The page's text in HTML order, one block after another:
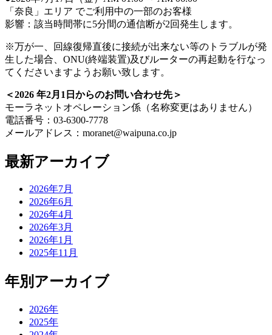
「奈良」エリア でご利用中の一部のお客様
影響：該当時間帯に5分間の通信断が2回発生します。
※万が一、回線復帰直後に接続が出来ない等のトラブルが発
生した場合、ONU(終端装置)及びルーターの再起動を行なっ
てくださいますようお願い致します。
＜2026 年2月1日からのお問い合わせ先＞
モーラネットオペレーション係（名称変更はありません）
電話番号：03-6300-7778
メールアドレス：moranet@waipuna.co.jp
最新アーカイブ
2026年7月
2026年6月
2026年4月
2026年3月
2026年1月
2025年11月
年別アーカイブ
2026年
2025年